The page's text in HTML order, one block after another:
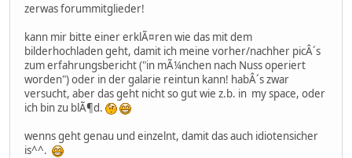
zerwas forummitglieder!
kann mir bitte einer erklÃ¤ren wie das mit dem
bilderhochladen geht, damit ich meine vorher/nachher picÂ´s
zum erfahrungsbericht ("in mÃ¼nchen nach Nuss operiert
worden") oder in der galarie reintun kann! habÂ´s zwar
versucht, aber das geht nicht so gut wie z.b. in my space, oder
ich bin zu blÃ¶d.
wenns geht genau und einzelnt, damit das auch idiotensicher
is^^.